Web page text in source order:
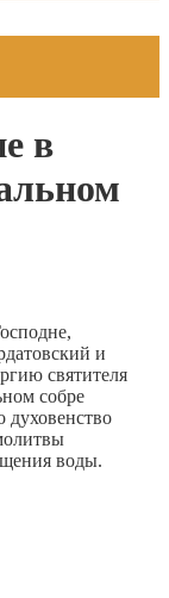
в
и
святителя
собре
духовенство
воды.